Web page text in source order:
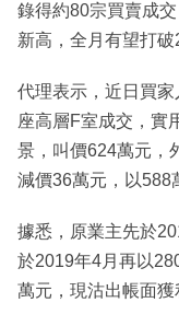
錄得約80宗買賣成
新高，全月有望打破
代理表示，近日買
座高層F室成交，實
景，叫價624萬元，
減價36萬元，以588
據悉，原業主先於
於2019年4月再以
萬元，現沽出帳面獲